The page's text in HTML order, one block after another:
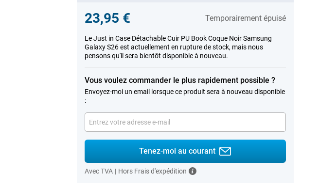
23,95 € Temporairement épuisé
Le Just in Case Détachable Cuir PU Book Coque Noir Samsung
Galaxy S26 est actuellement en rupture de stock, mais nous
pensons qu'il sera bientôt disponible à nouveau.
Vous voulez commander le plus rapidement possible ?
Envoyez-moi un email lorsque ce produit sera à nouveau disponible
:
Tenez-moi au courant
Avec TVA | Hors Frais d'expédition